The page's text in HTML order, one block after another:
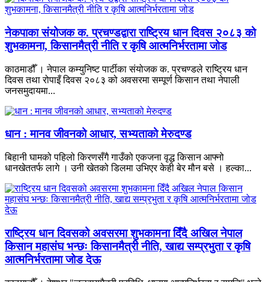
नेकपाका संयोजक क. प्रचण्डद्वारा राष्ट्रिय धान दिवस २०८३ को
शुभकामना, किसानमैत्री नीति र कृषि आत्मनिर्भरतामा जोड
काठमाडौँ । नेपाल कम्युनिष्ट पार्टीका संयोजक क. प्रचण्डले राष्ट्रिय धान
दिवस तथा रोपाइँ दिवस २०८३ को अवसरमा सम्पूर्ण किसान तथा नेपाली
जनसमुदायमा...
धान : मानव जीवनको आधार, सभ्यताको मेरुदण्ड
बिहानी घामको पहिलो किरणसँगै गाउँको एकजना वृद्ध किसान आफ्नो
धानखेततर्फ लागे । उनी खेतको डिलमा उभिएर केही बेर मौन बसे । हल्का...
राष्ट्रिय धान दिवसको अवसरमा शुभकामना दिँदै अखिल नेपाल
किसान महासंघ भन्छः किसानमैत्री नीति, खाद्य सम्प्रभुता र कृषि
आत्मनिर्भरतामा जोड देऊ